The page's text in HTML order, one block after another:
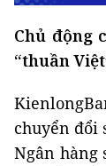
Chủ động
“thuần
chuyển đổi
Ngân hàng